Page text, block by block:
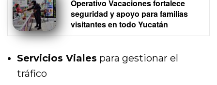
Operativo Vacaciones fortalece
seguridad y apoyo para familias
visitantes en todo Yucatán
Servicios Viales para gestionar el
tráfico